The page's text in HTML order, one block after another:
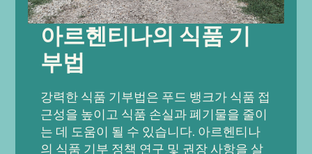
아르헨티나의 식품 기
부법
강력한 식품 기부법은 푸드 뱅크가 식품 접
근성을 높이고 식품 손실과 폐기물을 줄이
는 데 도움이 될 수 있습니다. 아르헨티나
의 식품 기부 정책 연구 및 권장 사항을 살